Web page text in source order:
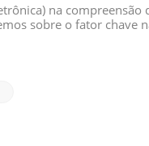
na compreensão
sobre o fator chave